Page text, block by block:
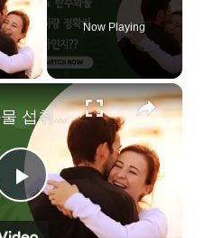
Video
Now Playing
×
P
당뇨 탄수화물 섭취량 정확히 얼마인지 알고 있어요?